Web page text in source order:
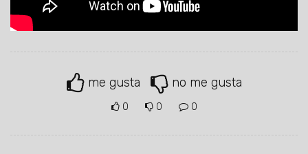
me gusta no me gusta
0 0 0